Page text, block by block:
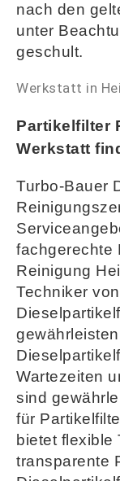
nach den
unter
geschult.
Werkstatt in
Partikelfilter
Werkstatt
Turbo-Bauer
fachgerechte
Reinigung
Techniker
Wartezeiten
sind
für
bietet flexible
transparente